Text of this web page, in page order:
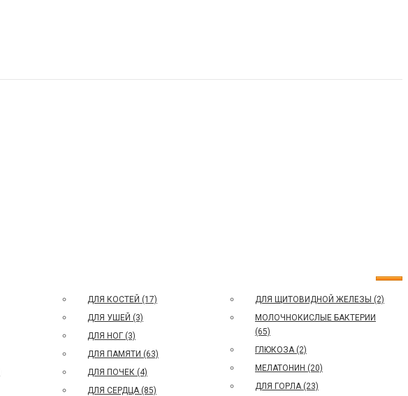
ДЛЯ КОСТЕЙ (17)
ДЛЯ УШЕЙ (3)
ДЛЯ НОГ (3)
ДЛЯ ПАМЯТИ (63)
ДЛЯ ПОЧЕК (4)
ДЛЯ СЕРДЦА (85)
ДЛЯ ЩИТОВИДНОЙ ЖЕЛЕЗЫ (2)
МОЛОЧНОКИСЛЫЕ БАКТЕРИИ
(65)
ГЛЮКОЗА (2)
МЕЛАТОНИН (20)
ДЛЯ ГОРЛА (23)